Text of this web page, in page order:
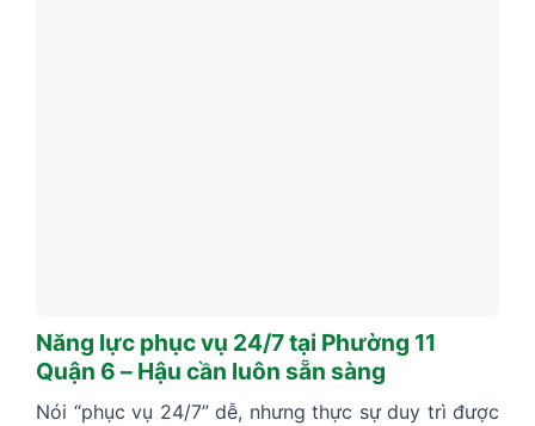
Năng lực phục vụ 24/7 tại Phường 11
Quận 6 – Hậu cần luôn sẵn sàng
Nói “phục vụ 24/7” dễ, nhưng thực sự duy trì được